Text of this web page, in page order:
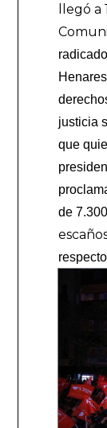
llegó
justicia
que
de